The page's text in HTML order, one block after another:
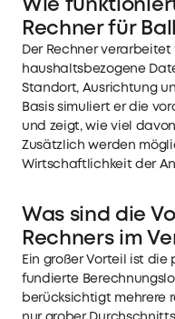
Wie
Rechner für
Der Rechner
haushaltsbezogene
Standort, Ausrichtung
Basis simuliert er die
und zeigt, wie viel
Zusätzlich werden
Wirtschaftlichkeit der
Was sind die
Rechners im
Ein großer Vorteil ist
fundierte
berücksichtigt mehrere